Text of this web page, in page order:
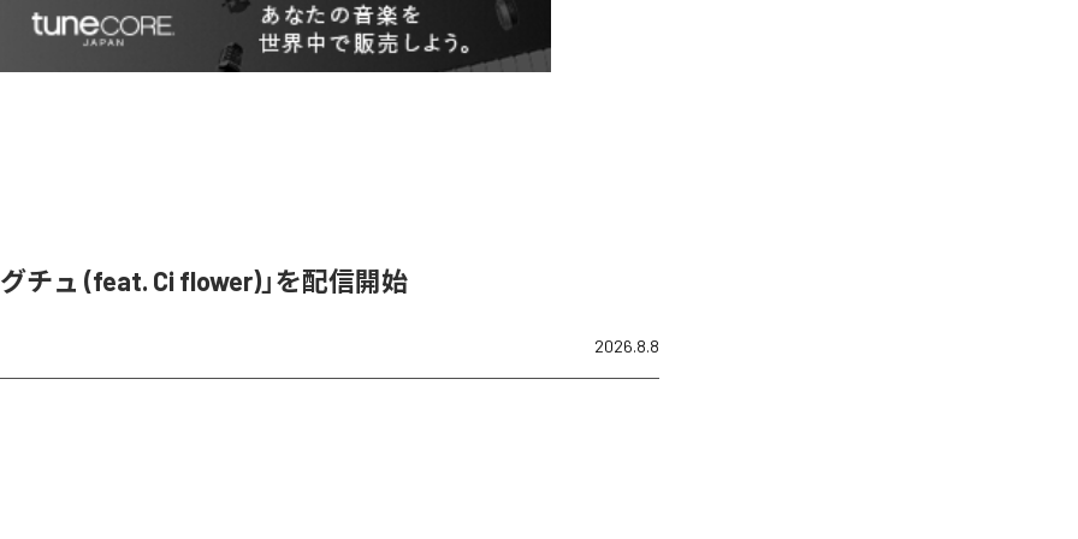
チュ (feat. Ci flower)」を配信開始
2026.8.8